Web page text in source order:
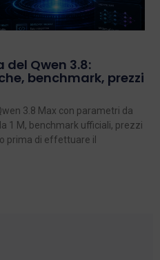
del Qwen 3.8:
benchmark, prezzi
3.8 Max con parametri da
1 M, benchmark ufficiali, prezzi
prima di effettuare il